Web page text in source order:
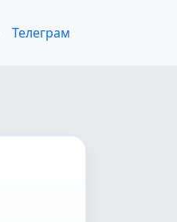
Телеграм